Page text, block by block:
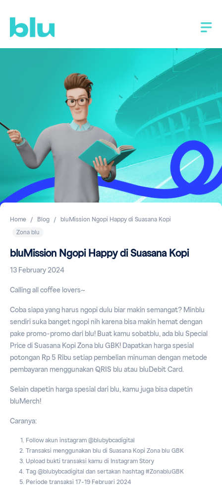
Home Blog
bluMission Ngopi Happy di Suasana Kopi
Zona blu
bluMission Ngopi Happy di Suasana Kopi
13 February 2024
Calling all coffee lovers~
Coba siapa yang harus ngopi dulu biar makin semangat? Minblu
sendiri suka banget ngopi nih karena bisa makin hemat dengan
pake promo-promo dari blu! Buat kamu sobatblu, ada blu Special
Price di Suasana Kopi Zona blu GBK! Dapatkan harga spesial
potongan Rp 5 Ribu setiap pembelian minuman dengan metode
pembayaran menggunakan QRIS blu atau bluDebit Card.
Selain dapetin harga spesial dari blu, kamu juga bisa dapetin
bluMerch!
Caranya:
Follow akun instagram @blubybcadigital
Transaksi menggunakan blu di Suasana Kopi Zona blu GBK
Upload bukti transaksi kamu di Instagram Story
Tag @blubybcadigital dan sertakan hashtag #ZonabluGBK
Periode transaksi 17-19 Februari 2024